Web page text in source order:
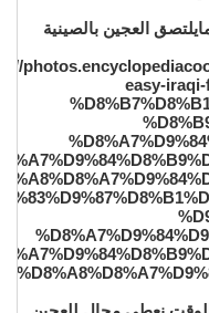
العجين بالصينية